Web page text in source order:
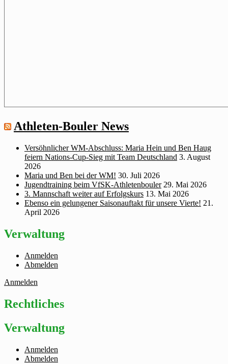
Athleten-Bouler News
Versöhnlicher WM‑Abschluss: Maria Hein und Ben Haug
feiern Nations‑Cup‑Sieg mit Team Deutschland 3. August
2026
Maria und Ben bei der WM! 30. Juli 2026
Jugendtraining beim VfSK-Athletenbouler 29. Mai 2026
3. Mannschaft weiter auf Erfolgskurs 13. Mai 2026
Ebenso ein gelungener Saisonauftakt für unsere Vierte! 21.
April 2026
Verwaltung
Anmelden
Abmelden
Anmelden
Rechtliches
Verwaltung
Anmelden
Abmelden